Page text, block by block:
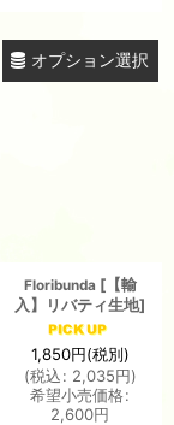
オプション選択
Floribunda [【輸
入】リバティ生地]
1,850円(税別)
(税込: 2,035円)
希望小売価格:
2,600円